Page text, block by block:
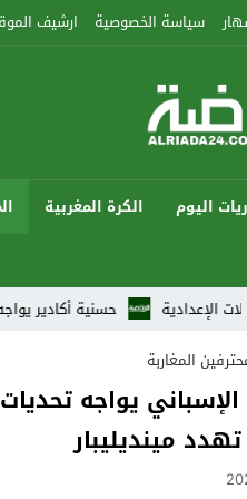
سياسة الخصوصية ارشيف
اليوم الكرة المغربية
حسنية أكادير يواجه الجيش
المغاربة
الإسباني يواجه
مينديليبار